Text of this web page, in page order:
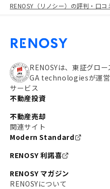
RENOSY（リノシー）の評判・口コ
RENOSYは、東証グロ
GA technologiesが運営
サービス
不動産投資
不動産売却
関連サイト
Modern Standard
RENOSY 利諾喜
RENOSY マガジン
RENOSYについて